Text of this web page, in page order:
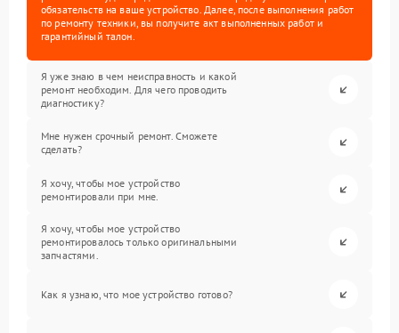
обязательств на ваше устройство. Далее, после выполнения работ
по ремонту техники, вы получите акт выполненных работ и
гарантийный талон.
Я уже знаю в чем неисправность и какой
ремонт необходим. Для чего проводить
диагностику?
Мне нужен срочный ремонт. Сможете
сделать?
Я хочу, чтобы мое устройство
ремонтировали при мне.
Я хочу, чтобы мое устройство
ремонтировалось только оригинальными
запчастями.
Как я узнаю, что мое устройство готово?